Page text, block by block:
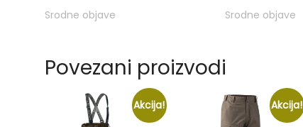
Srodne objave
Srodne objave
Povezani proizvodi
Akcija! Akcija!